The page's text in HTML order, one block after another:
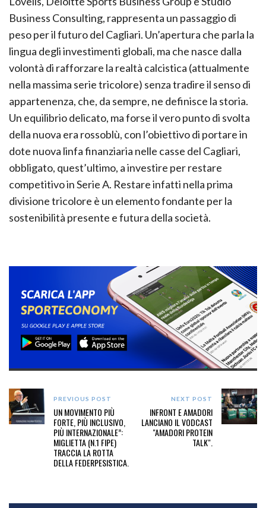
Business Consulting, rappresenta un passaggio di
peso per il futuro del Cagliari. Un’apertura che parla la
lingua degli investimenti globali, ma che nasce dalla
volontà di rafforzare la realtà calcistica (attualmente
nella massima serie tricolore) senza tradire il senso di
appartenenza, che, da sempre, ne definisce la storia.
Un equilibrio delicato, ma forse il vero punto di svolta
della nuova era rossoblù, con l’obiettivo di portare in
dote nuova linfa finanziaria nelle casse del Cagliari,
obbligato, quest’ultimo, a investire per restare
competitivo in Serie A. Restare infatti nella prima
divisione tricolore è un elemento fondante per la
sostenibilità presente e futura della società.
PREVIOUS POST
UN MOVIMENTO PIÙ
FORTE, PIÙ INCLUSIVO,
PIÙ INTERNAZIONALE”:
MIGLIETTA (N.1 FIPE)
TRACCIA LA ROTTA
DELLA FEDERPESISTICA.
NEXT POST
INFRONT E AMADORI
LANCIANO IL VODCAST
"AMADORI PROTEIN
TALK".